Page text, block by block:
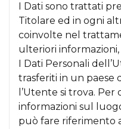
I Dati sono trattati
Titolare ed in ogni
coinvolte nel
ulteriori
I Dati Personali
trasferiti in un paese
l’Utente si trova.
informazioni sul
può fare riferimento